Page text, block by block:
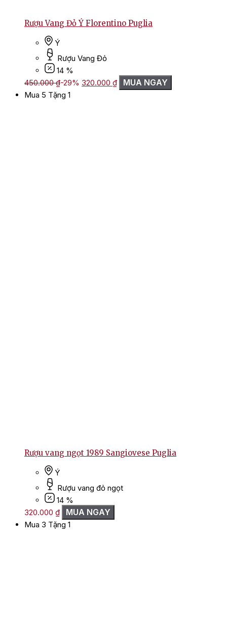
Rượu Vang Đỏ Ý Florentino Puglia
Ý
Rượu Vang Đỏ
14 %
450.000₫-29% Giá
gốc
320.000 ₫Giá
hiện
MUA NGAY
Mua 5 Tặng 1
Rượu vang ngọt 1989 Sangiovese Puglia
Ý
Rượu vang đỏ ngọt
14 %
320.000 ₫ MUA NGAY
Mua 3 Tặng 1